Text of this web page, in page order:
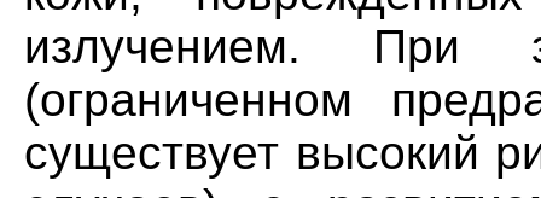
излучением. При
(ограниченном
существует высокий